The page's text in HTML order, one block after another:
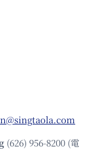
(626) 956-8200 (電